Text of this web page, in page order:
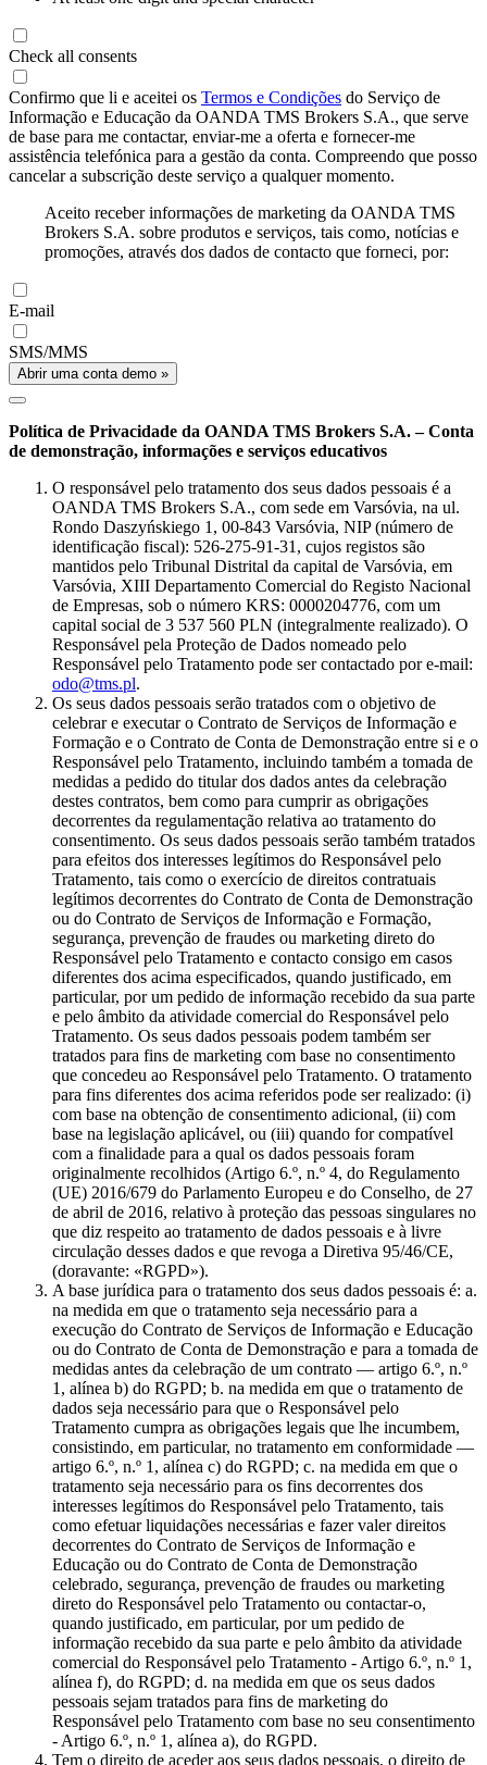
Check all consents
Confirmo que li e aceitei os Termos e Condições do Serviço de
Informação e Educação da OANDA TMS Brokers S.A., que serve
de base para me contactar, enviar-me a oferta e fornecer-me
assistência telefónica para a gestão da conta. Compreendo que posso
cancelar a subscrição deste serviço a qualquer momento.
Aceito receber informações de marketing da OANDA TMS
Brokers S.A. sobre produtos e serviços, tais como, notícias e
promoções, através dos dados de contacto que forneci, por:
E-mail
SMS/MMS
Abrir uma conta demo »
Política de Privacidade da OANDA TMS Brokers S.A. – Conta
de demonstração, informações e serviços educativos
O responsável pelo tratamento dos seus dados pessoais é a
OANDA TMS Brokers S.A., com sede em Varsóvia, na ul.
Rondo Daszyńskiego 1, 00-843 Varsóvia, NIP (número de
identificação fiscal): 526-275-91-31, cujos registos são
mantidos pelo Tribunal Distrital da capital de Varsóvia, em
Varsóvia, XIII Departamento Comercial do Registo Nacional
de Empresas, sob o número KRS: 0000204776, com um
capital social de 3 537 560 PLN (integralmente realizado). O
Responsável pela Proteção de Dados nomeado pelo
Responsável pelo Tratamento pode ser contactado por e-mail:
odo@tms.pl.
Os seus dados pessoais serão tratados com o objetivo de
celebrar e executar o Contrato de Serviços de Informação e
Formação e o Contrato de Conta de Demonstração entre si e o
Responsável pelo Tratamento, incluindo também a tomada de
medidas a pedido do titular dos dados antes da celebração
destes contratos, bem como para cumprir as obrigações
decorrentes da regulamentação relativa ao tratamento do
consentimento. Os seus dados pessoais serão também tratados
para efeitos dos interesses legítimos do Responsável pelo
Tratamento, tais como o exercício de direitos contratuais
legítimos decorrentes do Contrato de Conta de Demonstração
ou do Contrato de Serviços de Informação e Formação,
segurança, prevenção de fraudes ou marketing direto do
Responsável pelo Tratamento e contacto consigo em casos
diferentes dos acima especificados, quando justificado, em
particular, por um pedido de informação recebido da sua parte
e pelo âmbito da atividade comercial do Responsável pelo
Tratamento. Os seus dados pessoais podem também ser
tratados para fins de marketing com base no consentimento
que concedeu ao Responsável pelo Tratamento. O tratamento
para fins diferentes dos acima referidos pode ser realizado: (i)
com base na obtenção de consentimento adicional, (ii) com
base na legislação aplicável, ou (iii) quando for compatível
com a finalidade para a qual os dados pessoais foram
originalmente recolhidos (Artigo 6.º, n.º 4, do Regulamento
(UE) 2016/679 do Parlamento Europeu e do Conselho, de 27
de abril de 2016, relativo à proteção das pessoas singulares no
que diz respeito ao tratamento de dados pessoais e à livre
circulação desses dados e que revoga a Diretiva 95/46/CE,
(doravante: «RGPD»).
A base jurídica para o tratamento dos seus dados pessoais é: a.
na medida em que o tratamento seja necessário para a
execução do Contrato de Serviços de Informação e Educação
ou do Contrato de Conta de Demonstração e para a tomada de
medidas antes da celebração de um contrato — artigo 6.º, n.º
1, alínea b) do RGPD; b. na medida em que o tratamento de
dados seja necessário para que o Responsável pelo
Tratamento cumpra as obrigações legais que lhe incumbem,
consistindo, em particular, no tratamento em conformidade —
artigo 6.º, n.º 1, alínea c) do RGPD; c. na medida em que o
tratamento seja necessário para os fins decorrentes dos
interesses legítimos do Responsável pelo Tratamento, tais
como efetuar liquidações necessárias e fazer valer direitos
decorrentes do Contrato de Serviços de Informação e
Educação ou do Contrato de Conta de Demonstração
celebrado, segurança, prevenção de fraudes ou marketing
direto do Responsável pelo Tratamento ou contactar-o,
quando justificado, em particular, por um pedido de
informação recebido da sua parte e pelo âmbito da atividade
comercial do Responsável pelo Tratamento - Artigo 6.º, n.º 1,
alínea f), do RGPD; d. na medida em que os seus dados
pessoais sejam tratados para fins de marketing do
Responsável pelo Tratamento com base no seu consentimento
- Artigo 6.º, n.º 1, alínea a), do RGPD.
Tem o direito de aceder aos seus dados pessoais, o direito de